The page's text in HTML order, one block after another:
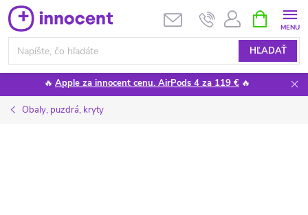
Prejsť
na
obsah
HĽADAŤ
KOŠÍK
🔥 Apple za innocent cenu. AirPods 4 za 119 € 🔥
Obaly, puzdrá, kryty